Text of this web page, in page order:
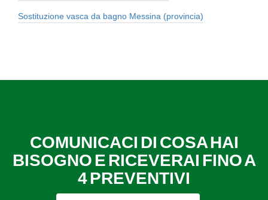
Sostituzione vasca da bagno Messina (provincia)
COMUNICACI DI COSA HAI
BISOGNO E RICEVERAI FINO A
4 PREVENTIVI